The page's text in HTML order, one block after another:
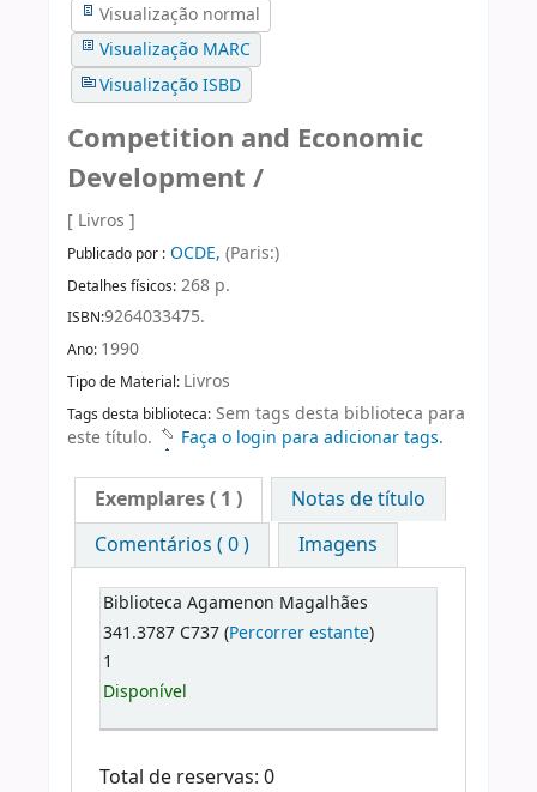
Visualização normal
Visualização MARC
Visualização ISBD
Competition and Economic
Development /
[ Livros ]
Publicado por : OCDE, (Paris:)
Detalhes físicos: 268 p.
ISBN:9264033475.
Ano: 1990
Tipo de Material: Livros
Tags desta biblioteca: Sem tags desta biblioteca para
este título.
Faça o login para adicionar tags.
Exemplares( 1 )
Notas de título
Comentários ( 0 )
Imagens
Biblioteca Agamenon Magalhães
341.3787 C737 (Percorrer estante)
1
Disponível
Total de reservas: 0